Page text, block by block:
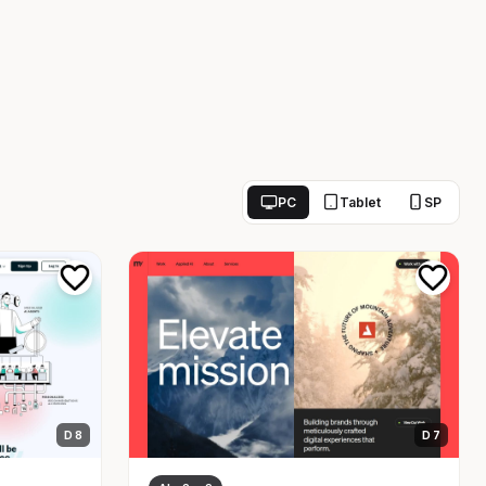
PC Tablet SP
D 8 D 7